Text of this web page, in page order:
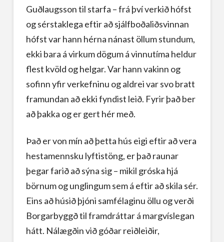
Guðlaugsson til starfa – frá því verkið hófst
og sérstaklega eftir að sjálfboðaliðsvinnan
hófst var hann hérna nánast öllum stundum,
ekki bara á virkum dögum á vinnutíma heldur
flest kvöld og helgar. Var hann vakinn og
sofinn yfir verkefninu og aldrei var svo bratt
framundan að ekki fyndist leið. Fyrir það ber
að þakka og er gert hér með.
Það er von mín að þetta hús eigi eftir að vera
hestamennsku lyftistöng, er það raunar
þegar farið að sýna sig – mikil gróska hjá
börnum og unglingum sem á eftir að skila sér.
Eins að húsið þjóni samfélaginu öllu og verði
Borgarbyggð til framdráttar á margvíslegan
hátt. Nálægðin við góðar reiðleiðir,